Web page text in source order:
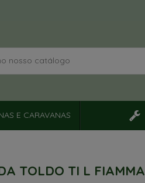
E CARAVANAS
TOLDO TI L FIAMMA